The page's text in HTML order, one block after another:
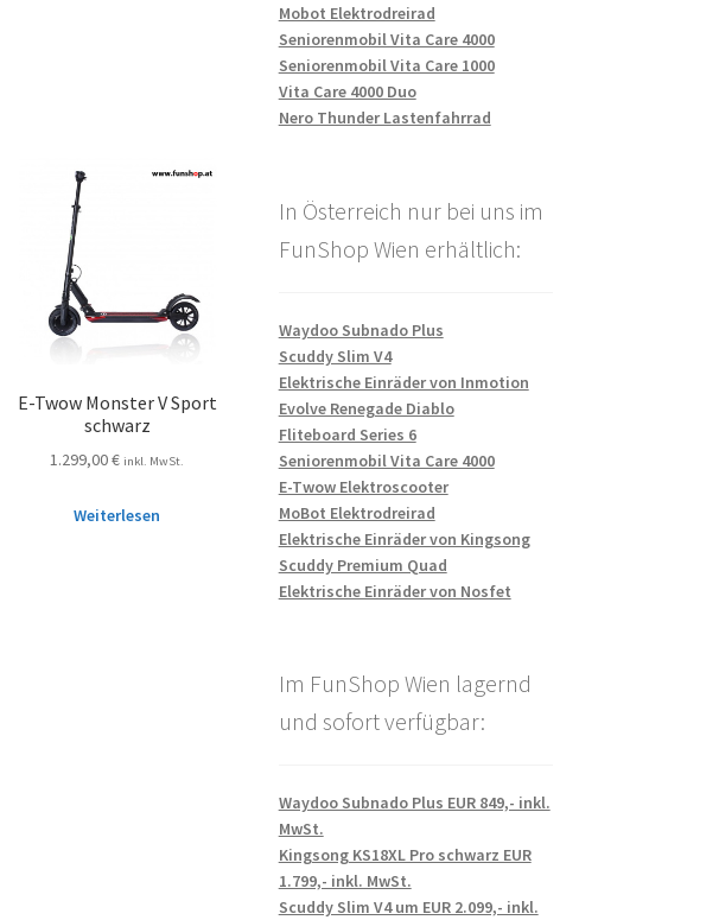
E-Twow Monster V Sport
schwarz
1.299,00€ inkl. MwSt.
Weiterlesen
Mobot Elektrodreirad
Seniorenmobil Vita Care 4000
Seniorenmobil Vita Care 1000
Vita Care 4000 Duo
Nero Thunder Lastenfahrrad
In Österreich nur bei uns im
FunShop Wien erhältlich:
Waydoo Subnado Plus
Scuddy Slim V4
Elektrische Einräder von Inmotion
Evolve Renegade Diablo
Fliteboard Series 6
Seniorenmobil Vita Care 4000
E-Twow Elektroscooter
MoBot Elektrodreirad
Elektrische Einräder von Kingsong
Scuddy Premium Quad
Elektrische Einräder von Nosfet
Im FunShop Wien lagernd
und sofort verfügbar:
Waydoo Subnado Plus EUR 849,- inkl.
MwSt.
Kingsong KS18XL Pro schwarz EUR
1.799,- inkl. MwSt.
Scuddy Slim V4 um EUR 2.099,- inkl.